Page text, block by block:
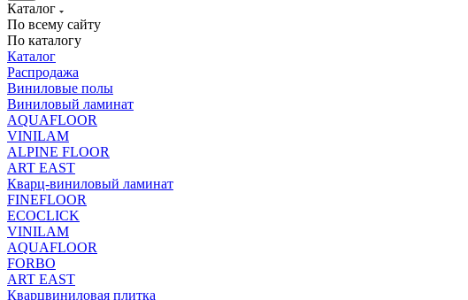
Каталог
По всему сайту
По каталогу
Каталог
Распродажа
Виниловые полы
Виниловый ламинат
AQUAFLOOR
VINILAM
ALPINE FLOOR
ART EAST
Кварц-виниловый ламинат
FINEFLOOR
ECOCLICK
VINILAM
AQUAFLOOR
FORBO
ART EAST
Кварцвиниловая плитка